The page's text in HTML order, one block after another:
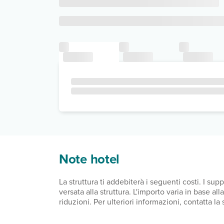
Note hotel
La struttura ti addebiterà i seguenti costi. I
versata alla struttura. L'importo varia in base
riduzioni. Per ulteriori informazioni, contatta